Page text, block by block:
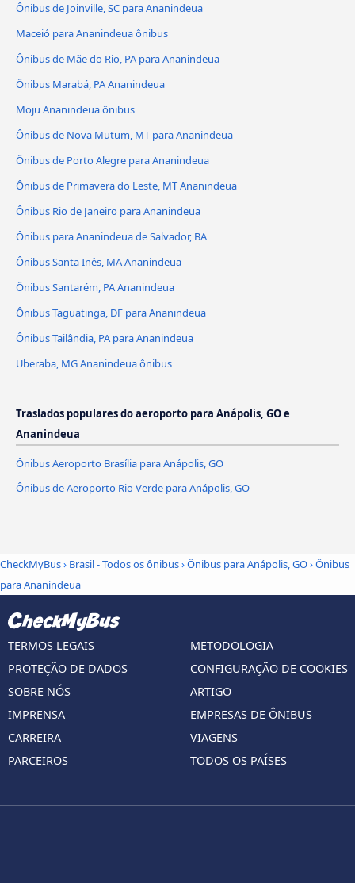
Ônibus de Joinville, SC para Ananindeua
Maceió para Ananindeua ônibus
Ônibus de Mãe do Rio, PA para Ananindeua
Ônibus Marabá, PA Ananindeua
Moju Ananindeua ônibus
Ônibus de Nova Mutum, MT para Ananindeua
Ônibus de Porto Alegre para Ananindeua
Ônibus de Primavera do Leste, MT Ananindeua
Ônibus Rio de Janeiro para Ananindeua
Ônibus para Ananindeua de Salvador, BA
Ônibus Santa Inês, MA Ananindeua
Ônibus Santarém, PA Ananindeua
Ônibus Taguatinga, DF para Ananindeua
Ônibus Tailândia, PA para Ananindeua
Uberaba, MG Ananindeua ônibus
Traslados populares do aeroporto para Anápolis, GO e
Ananindeua
Ônibus Aeroporto Brasília para Anápolis, GO
Ônibus de Aeroporto Rio Verde para Anápolis, GO
CheckMyBus› Brasil - Todos os ônibus›Ônibus para Anápolis, GO›Ônibus
para Ananindeua
TERMOS LEGAIS
PROTEÇÃO DE DADOS
SOBRE NÓS
IMPRENSA
CARREIRA
PARCEIROS
METODOLOGIA
CONFIGURAÇÃO DE COOKIES
ARTIGO
EMPRESAS DE ÔNIBUS
VIAGENS
TODOS OS PAÍSES